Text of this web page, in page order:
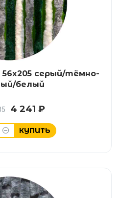
серый/тёмно-
белый
4 241 ₽
КУПИТЬ